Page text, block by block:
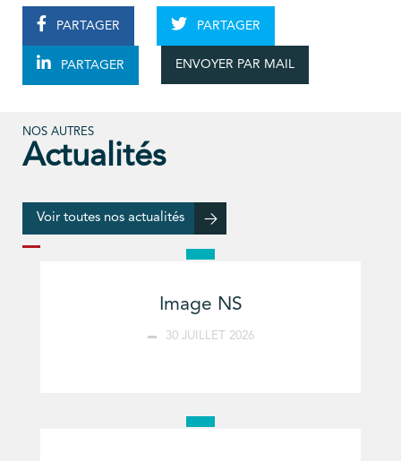
PARTAGER PARTAGER
PARTAGER ENVOYER PAR MAIL
NOS AUTRES
Actualités
Voir toutes nos actualités
Image NS
30 JUILLET 2026